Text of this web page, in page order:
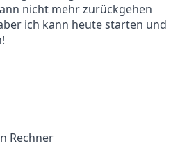
nicht mehr zurückgehen
ich kann heute starten und
Rechner